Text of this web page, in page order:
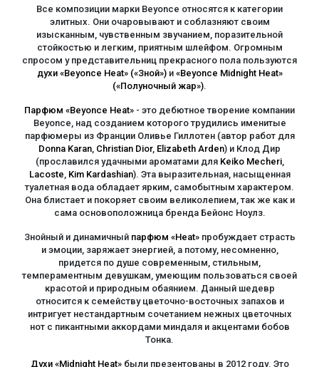
Все композиции марки Beyonce относятся к категории
элитных. Они очаровывают и соблазняют своим
изысканным, чувственным звучанием, поразительной
стойкостью и легким, приятным шлейфом. Огромным
спросом у представительниц прекрасного пола пользуются
духи «Beyonce Heat» («Зной»)и «Beyonce Midnight Heat»
(«Полуночный жар»).
Парфюм «Beyonce Heat» - это дебютное творение компании
Beyonce, над созданием которого трудились именитые
парфюмеры из Франции Оливье Гиллотен (автор работ для
Donna Karan, Christian Dior, Elizabeth Arden) и Клод Дир
(прославился удачными ароматами для Keiko Mecheri,
Lacoste, Kim Kardashian). Эта выразительная, насыщенная
туалетная вода обладает ярким, самобытным характером.
Она блистает и покоряет своим великолепием, так же как и
сама основоположница бренда Бейонс Ноулз.
Знойный и динамичный парфюм «Heat»пробуждает страсть
и эмоции, заряжает энергией, а потому, несомненно,
придется по душе современным, стильным,
темпераментным девушкам, умеющим пользоваться своей
красотой и природным обаянием. Данный шедевр
относится к семейству цветочно-восточных запахов и
интригует нестандартным сочетанием нежных цветочных
нот с пикантными аккордами миндаля и акцентами бобов
Тонка.
Духи «Midnight Heat»были презентованы в 2012 году. Это